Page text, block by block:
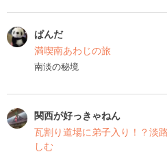
ぱんだ
満喫南あわじの旅
南淡の秘境
関西が好っきゃねん
瓦割り道場に弟子入り！？淡
しむ